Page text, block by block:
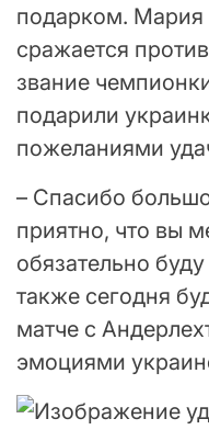
подарком. Мария
сражается
звание
подарили
пожеланиями
– Спасибо
приятно, что вы
обязательно
также сегодня
матче с
эмоциями